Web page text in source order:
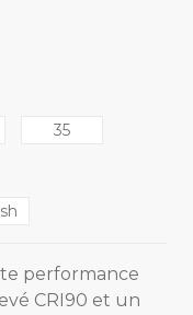
35
performance
CRI90 et un